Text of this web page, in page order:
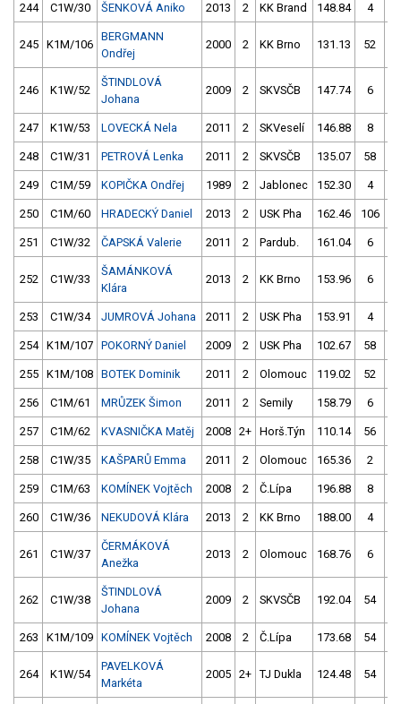
244 C1W/30 ŠENKOVÁ Aniko 2013 2 KK Brand 148.84 4
245 K1M/106
BERGMANN
Ondřej
2000 2 KK Brno 131.13 52
246 K1W/52
ŠTINDLOVÁ
Johana
2009 2 SKVSČB 147.74 6
247 K1W/53 LOVECKÁ Nela 2011 2 SKVeselí 146.88 8
248 C1W/31 PETROVÁ Lenka 2011 2 SKVSČB 135.07 58
249 C1M/59 KOPIČKA Ondřej 1989 2 Jablonec 152.30 4
250 C1M/60 HRADECKÝ Daniel 2013 2 USK Pha 162.46 106
251 C1W/32 ČAPSKÁ Valerie 2011 2 Pardub. 161.04 6
252 C1W/33
ŠAMÁNKOVÁ
Klára
2013 2 KK Brno 153.96 6
253 C1W/34 JUMROVÁ Johana 2011 2 USK Pha 153.91 4
254 K1M/107 POKORNÝ Daniel 2009 2 USK Pha 102.67 58
255 K1M/108 BOTEK Dominik 2011 2 Olomouc 119.02 52
256 C1M/61 MRŮZEK Šimon 2011 2 Semily 158.79 6
257 C1M/62 KVASNIČKA Matěj 2008 2+ Horš.Týn 110.14 56
258 C1W/35 KAŠPARŮ Emma 2011 2 Olomouc 165.36 2
259 C1M/63 KOMÍNEK Vojtěch 2008 2 Č.Lípa 196.88 8
260 C1W/36 NEKUDOVÁ Klára 2013 2 KK Brno 188.00 4
261 C1W/37
ČERMÁKOVÁ
Anežka
2013 2 Olomouc 168.76 6
262 C1W/38
ŠTINDLOVÁ
Johana
2009 2 SKVSČB 192.04 54
263 K1M/109 KOMÍNEK Vojtěch 2008 2 Č.Lípa 173.68 54
264 K1W/54
PAVELKOVÁ
Markéta
2005 2+ TJ Dukla 124.48 54